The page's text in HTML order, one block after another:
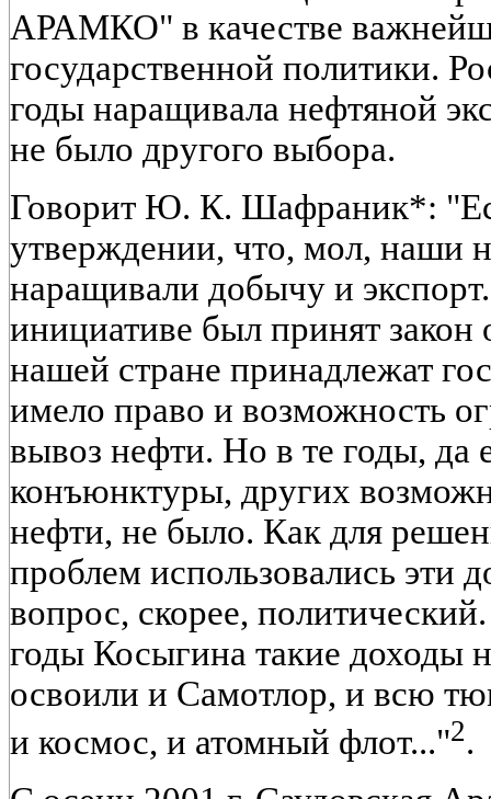
АРАМКО" в качестве
государственной политики.
годы наращивала нефтяной
не было другого выбора.
Говорит Ю. К. Шафраник*:
утверждении, что, мол, наши
наращивали добычу и
инициативе был принят закон
нашей стране принадлежат
имело право и возможность
вывоз нефти. Но в те годы, да
конъюнктуры, других
нефти, не было. Как для
проблем использовались эти
вопрос, скорее,
годы Косыгина такие доходы
освоили и Самотлор, и всю
и космос, и атомный флот..."2.